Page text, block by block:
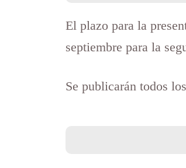
El plazo para la
septiembre para la
Se publicarán todos